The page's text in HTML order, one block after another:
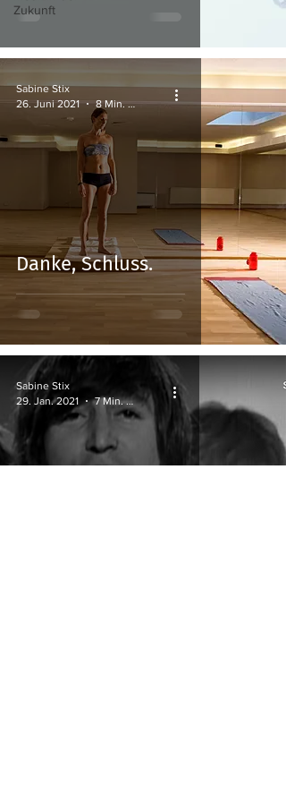
Zukunft
Danke, Schluss.
Sabine Stix
26. Juni 2021
8 Min. Lesezeit
Sabine Stix
29. Jan. 2021
7 Min. Lesezeit